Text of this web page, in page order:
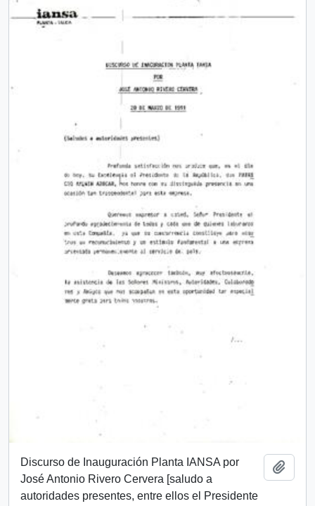
Discurso de Inauguración Planta IANSA por
José Antonio Rivero Cervera [saludo a
autoridades presentes, entre ellos el Presidente